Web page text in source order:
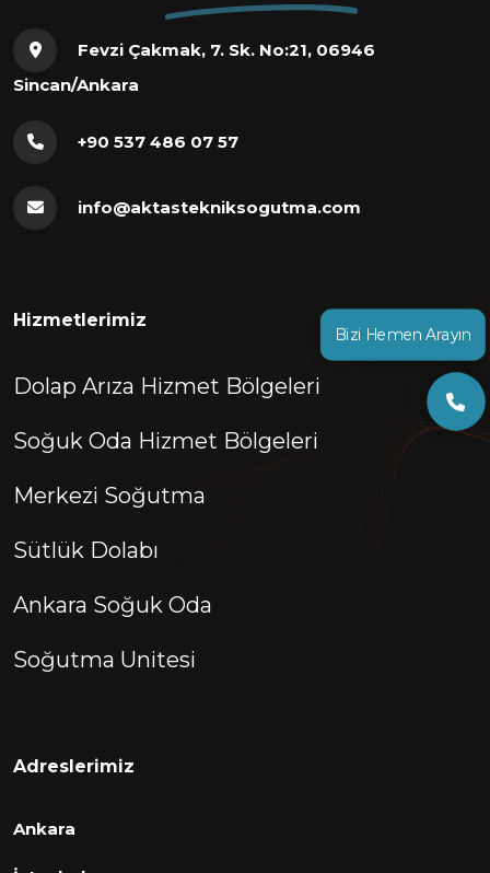
Bizi Hemen Arayın
Fevzi Çakmak, 7. Sk. No:21, 06946
Sincan/Ankara
+90 537 486 07 57
info@aktastekniksogutma.com
Hizmetlerimiz
Dolap Arıza Hizmet Bölgeleri
Soğuk Oda Hizmet Bölgeleri
Merkezi Soğutma
Sütlük Dolabı
Ankara Soğuk Oda
Soğutma Unitesi
Adreslerimiz
Ankara